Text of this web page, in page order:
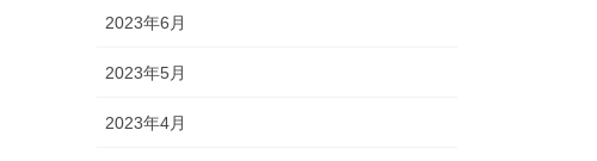
2023年6月
2023年5月
2023年4月